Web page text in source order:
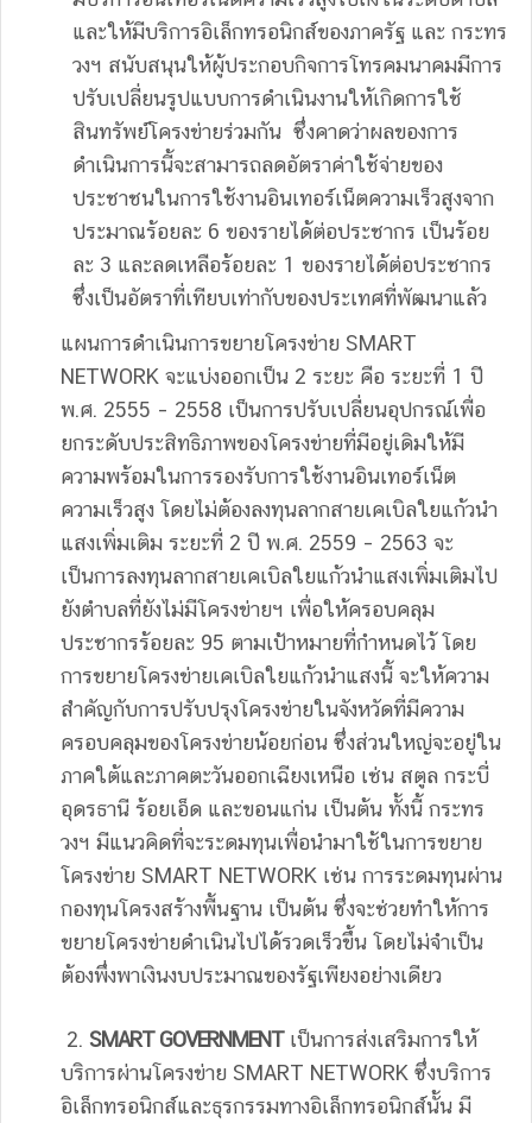
และให้มีบริการอิเล็กทรอนิกส์ของภาครัฐ และ กระทร
วงฯ สนับสนุนให้ผู้ประกอบกิจการโทรคมนาคมมีการ
ปรับเปลี่ยนรูปแบบการดำเนินงานให้เกิดการใช้
สินทรัพย์โครงข่ายร่วมกัน ซึ่งคาดว่าผลของการ
ดำเนินการนี้จะสามารถลดอัตราค่าใช้จ่ายของ
ประชาชนในการใช้งานอินเทอร์เน็ตความเร็วสูงจาก
ประมาณร้อยละ 6 ของรายได้ต่อประชากร เป็นร้อย
ละ 3 และลดเหลือร้อยละ 1 ของรายได้ต่อประชากร
ซึ่งเป็นอัตราที่เทียบเท่ากับของประเทศที่พัฒนาแล้ว
แผนการดำเนินการขยายโครงข่าย SMART
NETWORK จะแบ่งออกเป็น 2 ระยะ คือ ระยะที่ 1 ปี
พ.ศ. 2555 – 2558 เป็นการปรับเปลี่ยนอุปกรณ์เพื่อ
ยกระดับประสิทธิภาพของโครงข่ายที่มีอยู่เดิมให้มี
ความพร้อมในการรองรับการใช้งานอินเทอร์เน็ต
ความเร็วสูง โดยไม่ต้องลงทุนลากสายเคเบิลใยแก้วนำ
แสงเพิ่มเติม ระยะที่ 2 ปี พ.ศ. 2559 – 2563 จะ
เป็นการลงทุนลากสายเคเบิลใยแก้วนำแสงเพิ่มเติมไป
ยังตำบลที่ยังไม่มีโครงข่ายฯ เพื่อให้ครอบคลุม
ประชากรร้อยละ 95 ตามเป้าหมายที่กำหนดไว้ โดย
การขยายโครงข่ายเคเบิลใยแก้วนำแสงนี้ จะให้ความ
สำคัญกับการปรับปรุงโครงข่ายในจังหวัดที่มีความ
ครอบคลุมของโครงข่ายน้อยก่อน ซึ่งส่วนใหญ่จะอยู่ใน
ภาคใต้และภาคตะวันออกเฉียงเหนือ เช่น สตูล กระบี่
อุดรธานี ร้อยเอ็ด และขอนแก่น เป็นต้น ทั้งนี้ กระทร
วงฯ มีแนวคิดที่จะระดมทุนเพื่อนำมาใช้ในการขยาย
โครงข่าย SMART NETWORK เช่น การระดมทุนผ่าน
กองทุนโครงสร้างพื้นฐาน เป็นต้น ซึ่งจะช่วยทำให้การ
ขยายโครงข่ายดำเนินไปได้รวดเร็วขึ้น โดยไม่จำเป็น
ต้องพึ่งพาเงินงบประมาณของรัฐเพียงอย่างเดียว
2. SMART GOVERNMENTเป็นการส่งเสริมการให้
บริการผ่านโครงข่าย SMART NETWORK ซึ่งบริการ
อิเล็กทรอนิกส์และธุรกรรมทางอิเล็กทรอนิกส์นั้น มี